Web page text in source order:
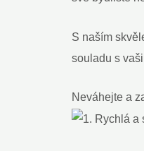
S naším
souladu s
Neváhejte a